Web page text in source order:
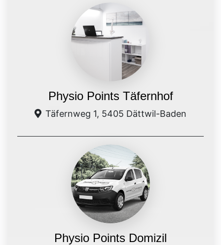
Physio Points Täfernhof
Täfernweg 1, 5405 Dättwil-Baden
Physio Points Domizil